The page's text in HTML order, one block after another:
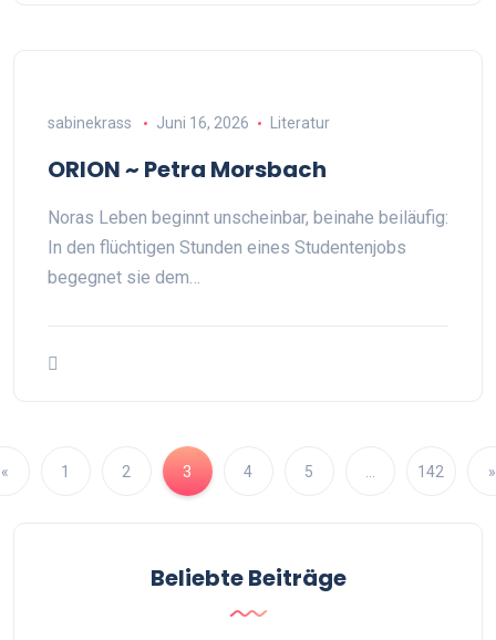
sabinekrass Juni 16, 2026 Literatur
ORION ~ Petra Morsbach
Noras Leben beginnt unscheinbar, beinahe beiläufig:
In den flüchtigen Stunden eines Studentenjobs
begegnet sie dem…
« 1 2 3 4 5 142 »
Beliebte Beiträge